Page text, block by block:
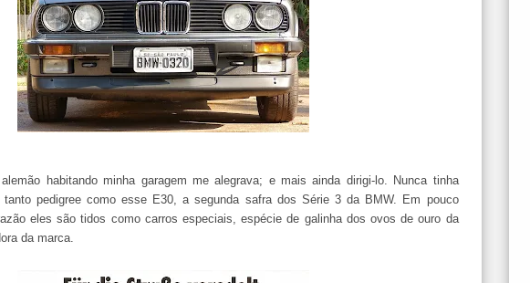
habitando minha garagem me alegrava; e mais ainda dirigi-lo. Nunca tinha
pedigree como esse E30, a segunda safra dos Série 3 da BMW. Em pouco
eles são tidos como carros especiais, espécie de galinha dos ovos de ouro da
da marca.